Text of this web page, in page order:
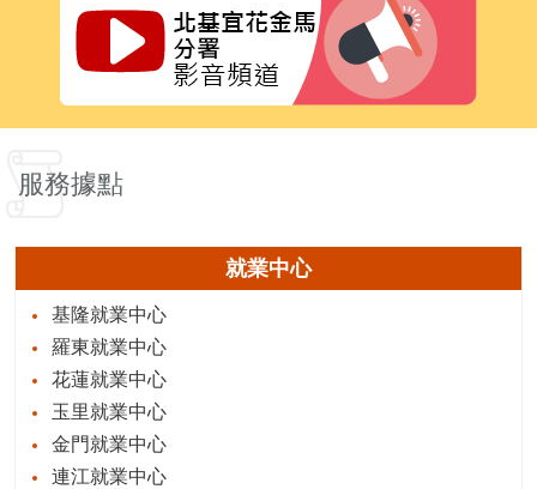
服務據點
就業中心
基隆就業中心
羅東就業中心
花蓮就業中心
玉里就業中心
金門就業中心
連江就業中心